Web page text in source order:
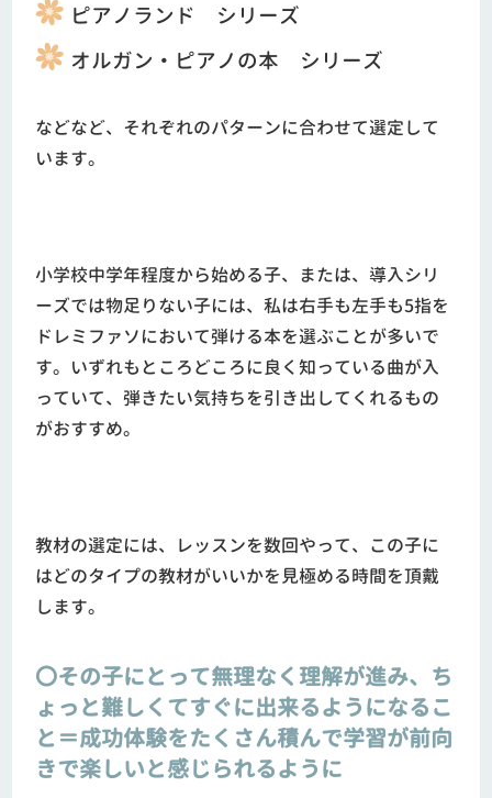
ピアノランド シリーズ
オルガン・ピアノの本 シリーズ
などなど、それぞれのパターンに合わせて選定して
います。
小学校中学年程度から始める子、または、導入シリ
ーズでは物足りない子には、私は右手も左手も5指を
ドレミファソにおいて弾ける本を選ぶことが多いで
す。いずれもところどころに良く知っている曲が入
っていて、弾きたい気持ちを引き出してくれるもの
がおすすめ。
教材の選定には、レッスンを数回やって、この子に
はどのタイプの教材がいいかを見極める時間を頂戴
します。
〇その子にとって無理なく理解が進み、ち
ょっと難しくてすぐに出来るようになるこ
と＝成功体験をたくさん積んで学習が前向
きで楽しいと感じられるように